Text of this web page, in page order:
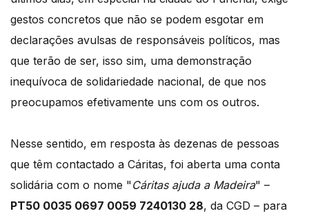
gestos concretos que não se podem esgotar em
declarações avulsas de responsáveis políticos, mas
que terão de ser, isso sim, uma demonstração
inequívoca de solidariedade nacional, de que nos
preocupamos efetivamente uns com os outros.
Nesse sentido, em resposta às dezenas de pessoas
que têm contactado a Cáritas, foi aberta uma conta
solidária com o nome "Cáritas ajuda a Madeira" –
PT50 0035 0697 0059 7240130 28, da CGD – para